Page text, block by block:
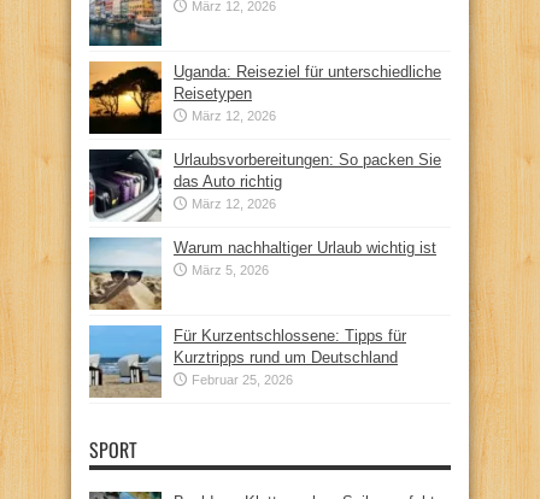
März 12, 2026
Uganda: Reiseziel für unterschiedliche
Reisetypen
März 12, 2026
Urlaubsvorbereitungen: So packen Sie
das Auto richtig
März 12, 2026
Warum nachhaltiger Urlaub wichtig ist
März 5, 2026
Für Kurzentschlossene: Tipps für
Kurztripps rund um Deutschland
Februar 25, 2026
SPORT